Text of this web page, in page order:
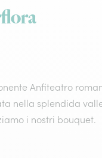
Anfiteatro
nella splendida
i nostri bouquet.